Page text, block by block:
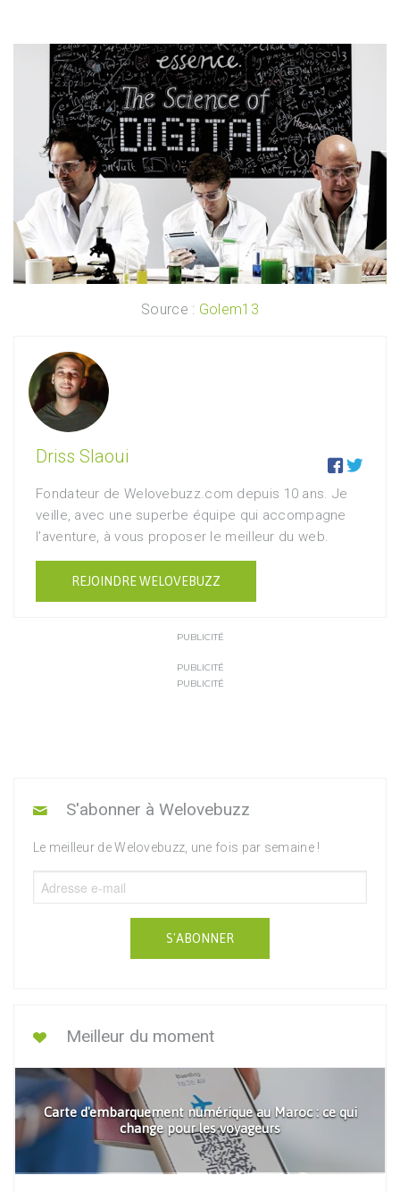
Source : Golem13
Driss Slaoui 

Fondateur de Welovebuzz.com depuis 10 ans. Je
veille, avec une superbe équipe qui accompagne
l'aventure, à vous proposer le meilleur du web.
REJOINDRE WELOVEBUZZ
PUBLICITÉ
PUBLICITÉ
PUBLICITÉ
S'abonner à Welovebuzz
Le meilleur de Welovebuzz, une fois par semaine !
S'ABONNER
Meilleur du moment
Carte d'embarquement numérique au Maroc : ce qui
change pour les voyageurs